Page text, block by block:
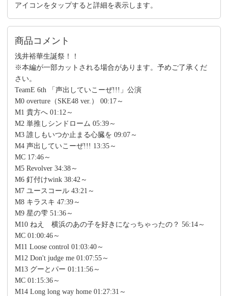
アイコンをタップすると詳細を表示します。
商品コメント
浅井裕華生誕祭！！
※本編が一部カットされる場合があります。予めご了承くだ
さい。
TeamE 6th 「声出していこーぜ!!!」公演
M0 overture（SKE48 ver.） 00:17～
M1 貴方へ 01:12～
M2 単推しシンドローム 05:39～
M3 誰しもいつか止まる心臓を 09:07～
M4 声出していこーぜ!!! 13:35～
MC 17:46～
M5 Revolver 34:38～
M6 釘付けwink 38:42～
M7 ユースコール 43:21～
M8 キラスキ 47:39～
M9 星の雫 51:36～
M10 ねえ 横浜のあの子を好きになっちゃったの？ 56:14～
MC 01:00:46～
M11 Loose control 01:03:40～
M12 Don't judge me 01:07:55～
M13 グーとパー 01:11:56～
MC 01:15:36～
M14 Long long way home 01:27:31～